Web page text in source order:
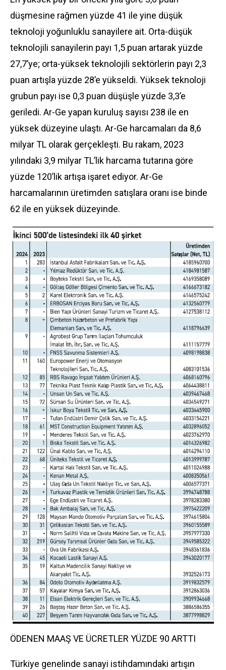
düşmesine rağmen yüzde 41 ile yine düşük
teknoloji yoğunluklu sanayilere ait. Orta-düşük
teknolojili sanayilerin payı 1,5 puan artarak yüzde
27,7’ye; orta-yüksek teknolojili sektörlerin payı 2,3
puan artışla yüzde 28’e yükseldi. Yüksek teknoloji
grubun payı ise 0,3 puan düşüşle yüzde 3,3’e
geriledi. Ar-Ge yapan kuruluş sayısı 238 ile en
yüksek düzeyine ulaştı. Ar-Ge harcamaları da 8,6
milyar TL olarak gerçekleşti. Bu rakam, 2023
yılındaki 3,9 milyar TL’lik harcama tutarına göre
yüzde 120’lik artışa işaret ediyor. Ar-Ge
harcamalarının üretimden satışlara oranı ise binde
62 ile en yüksek düzeyinde.
ÖDENEN MAAŞ VE ÜCRETLER YÜZDE 90 ARTTI
Türkiye genelinde sanayi istihdamındaki artışın